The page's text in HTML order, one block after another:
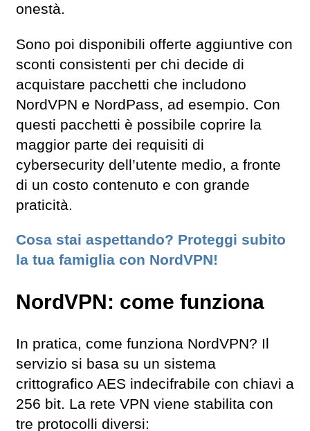
onestà.
Sono poi disponibili offerte aggiuntive con
sconti consistenti per chi decide di
acquistare pacchetti che includono
NordVPN e NordPass, ad esempio. Con
questi pacchetti è possibile coprire la
maggior parte dei requisiti di
cybersecurity dell’utente medio, a fronte
di un costo contenuto e con grande
praticità.
Cosa stai aspettando? Proteggi subito
la tua famiglia con NordVPN!
NordVPN: come funziona
In pratica, come funziona NordVPN? Il
servizio si basa su un sistema
crittografico AES indecifrabile con chiavi a
256 bit. La rete VPN viene stabilita con
tre protocolli diversi: